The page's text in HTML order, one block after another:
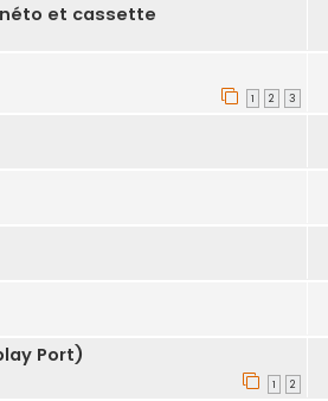
et cassette
1 2 3
Port)
1 2